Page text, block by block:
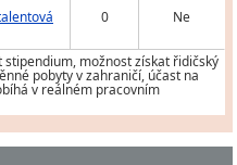
0 Ne
stipendium, možnost získat řidičský
pobyty v zahraničí, účast na
v reálném pracovním